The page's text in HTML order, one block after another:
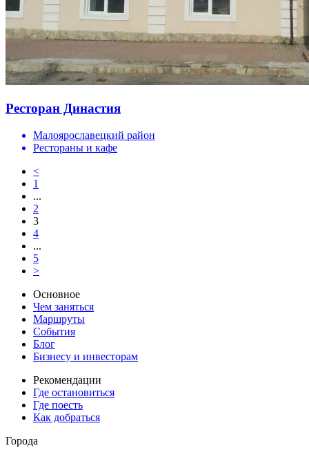
Ресторан Династия
Малоярославецкий район
Рестораны и кафе
<
1
...
2
3
4
...
5
>
Основное
Чем заняться
Маршруты
События
Блог
Бизнесу и инвесторам
Рекомендации
Где остановиться
Где поесть
Как добраться
Города